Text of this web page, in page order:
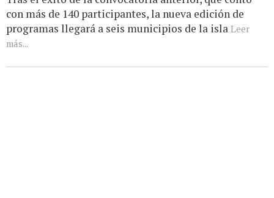
con más de 140 participantes, la nueva edición de
programas llegará a seis municipios de la isla Leer
más...